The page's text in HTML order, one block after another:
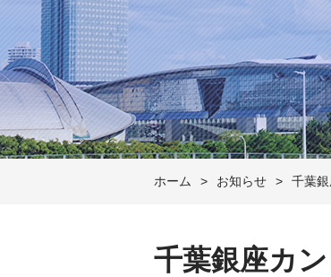
ホーム > お知らせ > 千葉
千葉銀座カ